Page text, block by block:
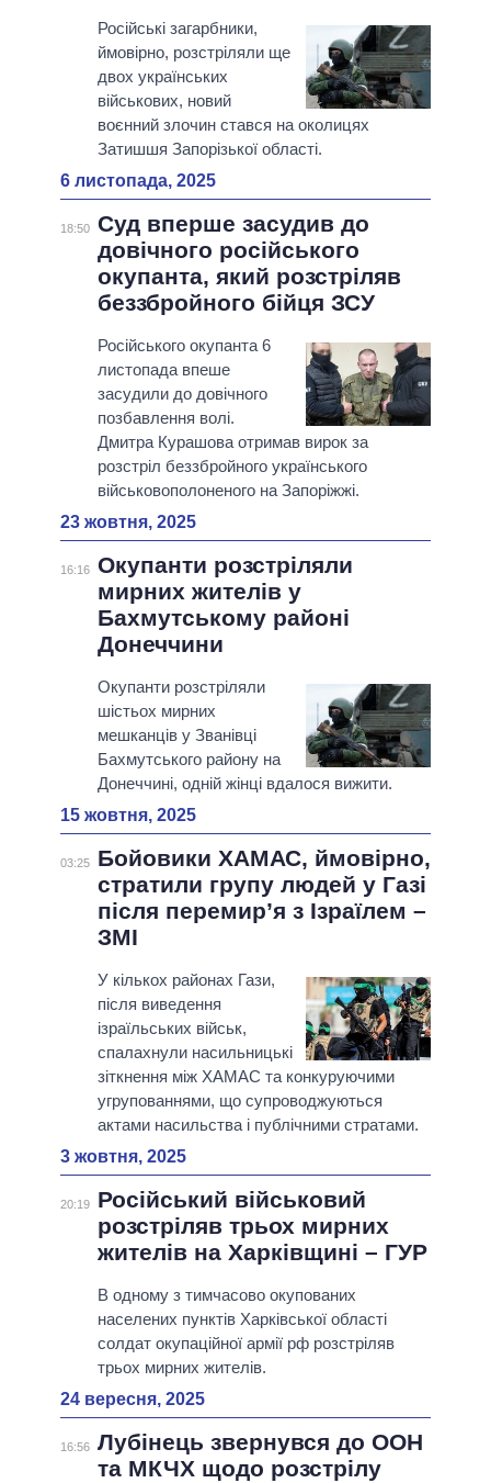
Російські загарбники,
ймовірно, розстріляли ще
двох українських
військових, новий
воєнний злочин стався на околицях
Затишшя Запорізької області.
6 листопада, 2025
18:50 Суд вперше засудив до
довічного російського
окупанта, який розстріляв
беззбройного бійця ЗСУ
Російського окупанта 6
листопада впеше
засудили до довічного
позбавлення волі.
Дмитра Курашова отримав вирок за
розстріл беззбройного українського
військовополоненого на Запоріжжі.
23 жовтня, 2025
16:16 Окупанти розстріляли
мирних жителів у
Бахмутському районі
Донеччини
Окупанти розстріляли
шістьох мирних
мешканців у Званівці
Бахмутського району на
Донеччині, одній жінці вдалося вижити.
15 жовтня, 2025
03:25
Бойовики ХАМАС, ймовірно,
стратили групу людей у Газі
після перемир’я з Ізраїлем –
ЗМІ
У кількох районах Гази,
після виведення
ізраїльських військ,
спалахнули насильницькі
зіткнення між ХАМАС та конкуруючими
угрупованнями, що супроводжуються
актами насильства і публічними стратами.
3 жовтня, 2025
20:19
Російський військовий
розстріляв трьох мирних
жителів на Харківщині – ГУР
В одному з тимчасово окупованих
населених пунктів Харківської області
солдат окупаційної армії рф розстріляв
трьох мирних жителів.
24 вересня, 2025
16:56 Лубінець звернувся до ООН
та МКЧХ щодо розстрілу